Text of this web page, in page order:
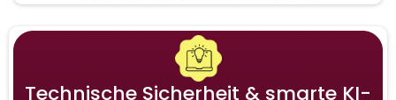
Technische Sicherheit & smarte KI-